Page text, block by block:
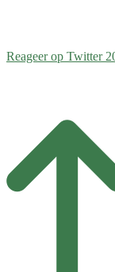
Reageer op Twitter